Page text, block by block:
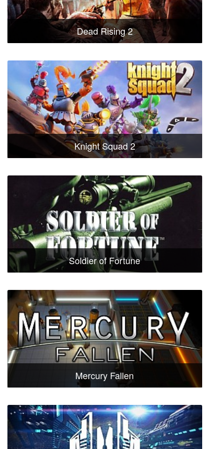
Dead Rising 2
Knight Squad 2
Soldier of Fortune
Mercury Fallen